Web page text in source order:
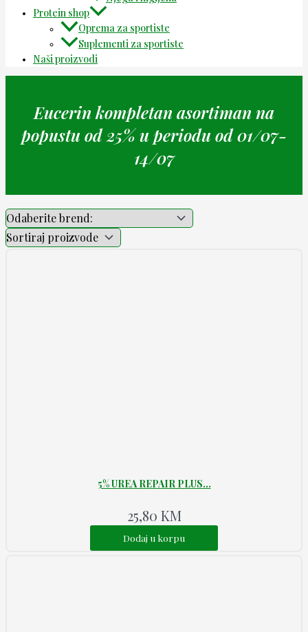
Protein shop
Oprema za sportiste
Suplementi za sportiste
Naši proizvodi
Eucerin kompletan asortiman na
popustu od 25% u periodu od 01/07-
14/07
5% UREA REPAIR PLUS...
25,80 KM
Dodaj u korpu